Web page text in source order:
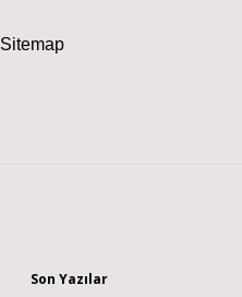
Sitemap
Son Yazılar